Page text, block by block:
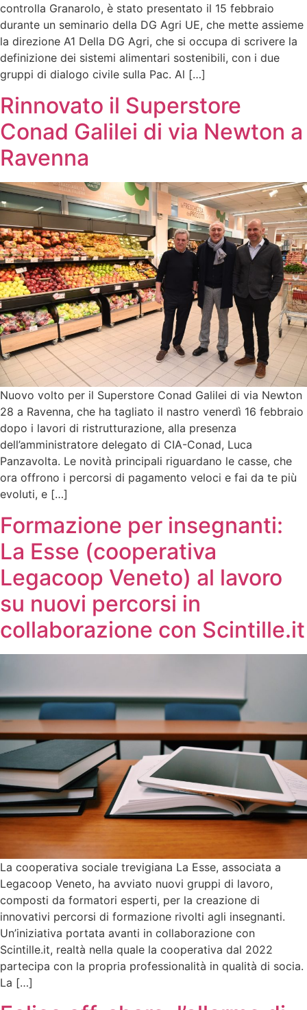
controlla Granarolo, è stato presentato il 15 febbraio
durante un seminario della DG Agri UE, che mette assieme
la direzione A1 Della DG Agri, che si occupa di scrivere la
definizione dei sistemi alimentari sostenibili, con i due
gruppi di dialogo civile sulla Pac. Al […]
Rinnovato il Superstore
Conad Galilei di via Newton a
Ravenna
Nuovo volto per il Superstore Conad Galilei di via Newton
28 a Ravenna, che ha tagliato il nastro venerdì 16 febbraio
dopo i lavori di ristrutturazione, alla presenza
dell’amministratore delegato di CIA-Conad, Luca
Panzavolta. Le novità principali riguardano le casse, che
ora offrono i percorsi di pagamento veloci e fai da te più
evoluti, e […]
Formazione per insegnanti:
La Esse (cooperativa
Legacoop Veneto) al lavoro
su nuovi percorsi in
collaborazione con Scintille.it
La cooperativa sociale trevigiana La Esse, associata a
Legacoop Veneto, ha avviato nuovi gruppi di lavoro,
composti da formatori esperti, per la creazione di
innovativi percorsi di formazione rivolti agli insegnanti.
Un’iniziativa portata avanti in collaborazione con
Scintille.it, realtà nella quale la cooperativa dal 2022
partecipa con la propria professionalità in qualità di socia.
La […]